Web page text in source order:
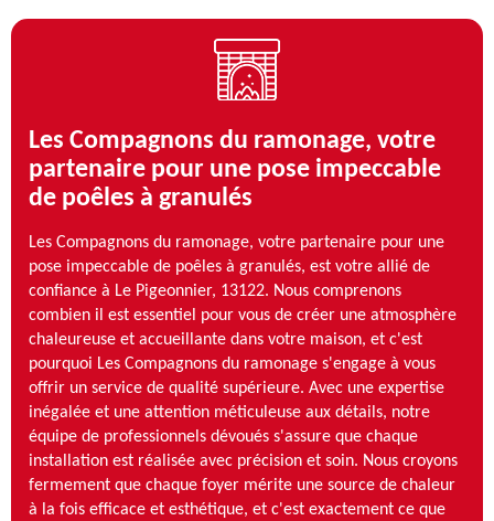
Les Compagnons du ramonage, votre
partenaire pour une pose impeccable
de poêles à granulés
Les Compagnons du ramonage, votre partenaire pour une
pose impeccable de poêles à granulés, est votre allié de
confiance à Le Pigeonnier, 13122. Nous comprenons
combien il est essentiel pour vous de créer une atmosphère
chaleureuse et accueillante dans votre maison, et c'est
pourquoi Les Compagnons du ramonage s'engage à vous
offrir un service de qualité supérieure. Avec une expertise
inégalée et une attention méticuleuse aux détails, notre
équipe de professionnels dévoués s'assure que chaque
installation est réalisée avec précision et soin. Nous croyons
fermement que chaque foyer mérite une source de chaleur
à la fois efficace et esthétique, et c'est exactement ce que